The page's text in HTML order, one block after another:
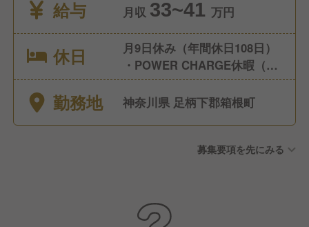
給与
月収 33~41 万円
休日
月9日休み（年間休日108日）
・POWER CHARGE休暇（2
日/年） ・有給休暇 ・リフレ
ッシュ休暇 ・産前産後休業 ・
勤務地 神奈川県 足柄下郡箱根町
募集要項を先にみる